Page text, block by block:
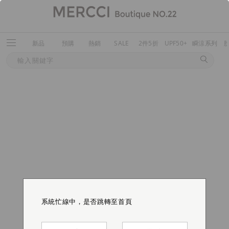
新品 預購 熱銷 SALE 2件5折 UPF50+ 瞬涼系列
系統忙線中，是否跳轉至首頁
系統忙線中，是否跳轉至首頁
系統忙線中，是否跳轉至首頁
系統忙線中，是否跳轉至首頁
系統忙線中，是否跳轉至首頁